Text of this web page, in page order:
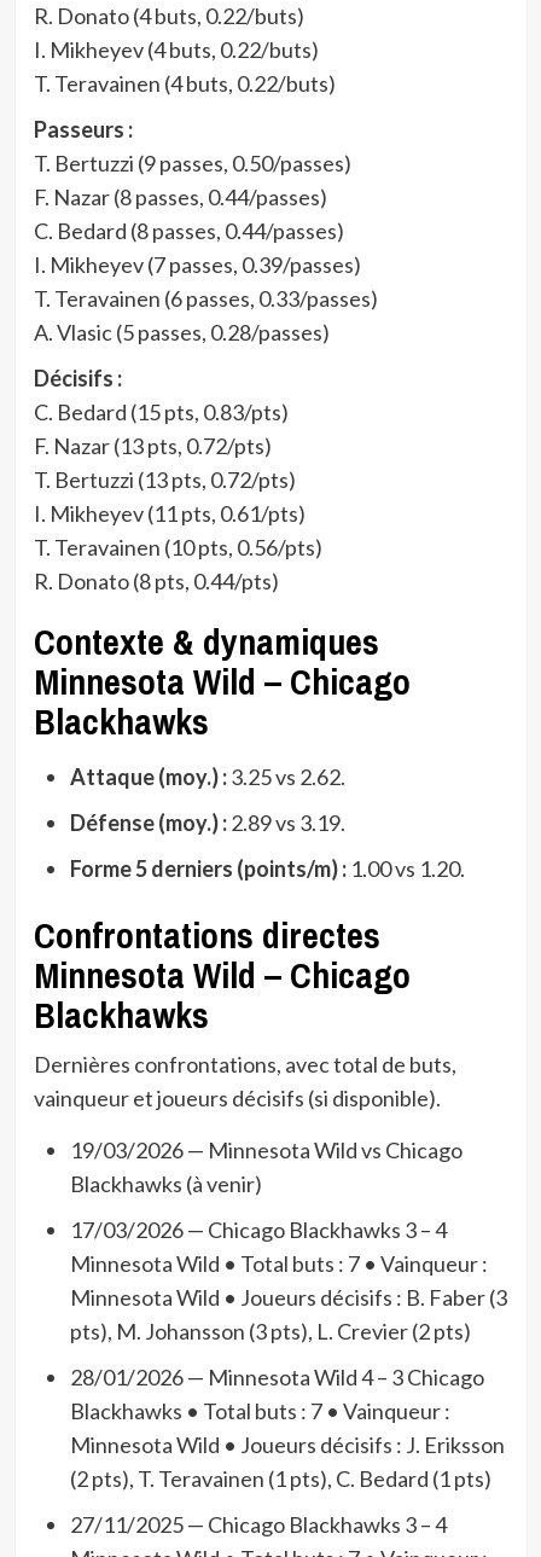
R. Donato (4 buts, 0.22/buts)
I. Mikheyev (4 buts, 0.22/buts)
T. Teravainen (4 buts, 0.22/buts)
Passeurs :
T. Bertuzzi (9 passes, 0.50/passes)
F. Nazar (8 passes, 0.44/passes)
C. Bedard (8 passes, 0.44/passes)
I. Mikheyev (7 passes, 0.39/passes)
T. Teravainen (6 passes, 0.33/passes)
A. Vlasic (5 passes, 0.28/passes)
Décisifs :
C. Bedard (15 pts, 0.83/pts)
F. Nazar (13 pts, 0.72/pts)
T. Bertuzzi (13 pts, 0.72/pts)
I. Mikheyev (11 pts, 0.61/pts)
T. Teravainen (10 pts, 0.56/pts)
R. Donato (8 pts, 0.44/pts)
Contexte & dynamiques
Minnesota Wild – Chicago
Blackhawks
Attaque (moy.) :3.25 vs 2.62.
Défense (moy.) :2.89 vs 3.19.
Forme 5 derniers (points/m) :1.00 vs 1.20.
Confrontations directes
Minnesota Wild – Chicago
Blackhawks
Dernières confrontations, avec total de buts,
vainqueur et joueurs décisifs (si disponible).
19/03/2026 — Minnesota Wild vs Chicago
Blackhawks (à venir)
17/03/2026 — Chicago Blackhawks 3 – 4
Minnesota Wild • Total buts : 7 • Vainqueur :
Minnesota Wild • Joueurs décisifs : B. Faber (3
pts), M. Johansson (3 pts), L. Crevier (2 pts)
28/01/2026 — Minnesota Wild 4 – 3 Chicago
Blackhawks • Total buts : 7 • Vainqueur :
Minnesota Wild • Joueurs décisifs : J. Eriksson
(2 pts), T. Teravainen (1 pts), C. Bedard (1 pts)
27/11/2025 — Chicago Blackhawks 3 – 4